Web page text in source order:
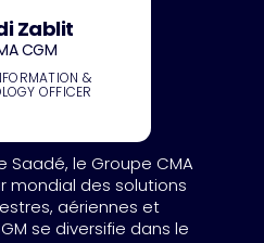
Zablit
CGM
&
OFFICER
Saadé, le Groupe CMA
mondial des solutions
aériennes et
se diversifie dans le